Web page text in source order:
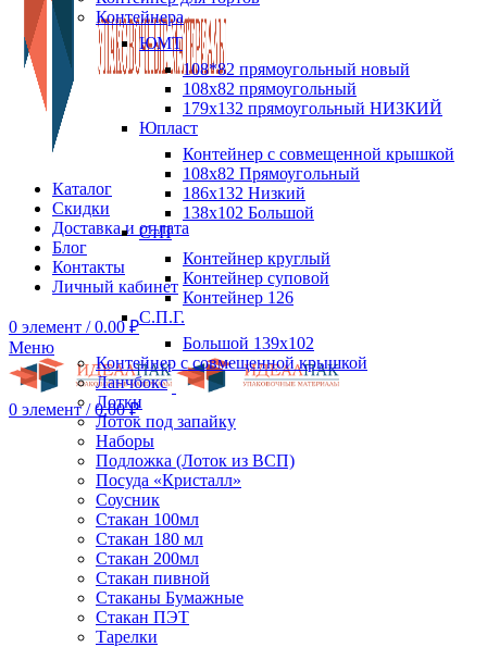
Каталог
Скидки
Доставка и оплата
Блог
Контакты
Личный кабинет
0 элемент / 0.00₽
Меню
0 элемент / 0.00₽
Контейнера
ЮМТ
108*82 прямоугольный новый
108х82 прямоугольный
179х132 прямоугольный НИЗКИЙ
Юпласт
Контейнер с совмещенной крышкой
108х82 Прямоугольный
186х132 Низкий
138х102 Большой
СтП
Контейнер круглый
Контейнер суповой
Контейнер 126
С.П.Г.
Большой 139х102
Контейнер с совмещенной крышкой
Ланчбокс
Лотки
Лоток под запайку
Наборы
Подложка (Лоток из ВСП)
Посуда «Кристалл»
Соусник
Стакан 100мл
Стакан 180 мл
Стакан 200мл
Стакан пивной
Стаканы Бумажные
Стакан ПЭТ
Тарелки